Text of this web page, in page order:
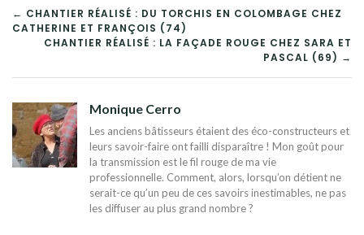
NAVIGATION
DE
L’ARTICLE
← CHANTIER RÉALISÉ : DU TORCHIS EN COLOMBAGE CHEZ
CATHERINE ET FRANÇOIS (74)
CHANTIER RÉALISÉ : LA FAÇADE ROUGE CHEZ SARA ET
PASCAL (69) →
Monique Cerro
Les anciens bâtisseurs étaient des éco-constructeurs et
leurs savoir-faire ont failli disparaître ! Mon goût pour
la transmission est le fil rouge de ma vie
professionnelle. Comment, alors, lorsqu’on détient ne
serait-ce qu’un peu de ces savoirs inestimables, ne pas
les diffuser au plus grand nombre ?